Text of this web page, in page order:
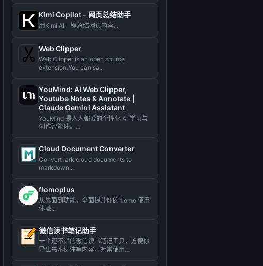
Kimi Copilot - 网页总结助手
用Kimi AI一键总结网页内容...
Web Clipper
Web Clipper is an open source
extension.You can sa...
YouMind: AI Web Clipper,
Youtube Notes & Annotate |
Claude Gemini Assistant
YouMind 是人人都爱的个性化 AI 学习与
创作智能体。...
Cloud Document Converter
Convert lark cloud documents to
markdown...
flomoplus
从界面到功能，全面提升你的 flomo 使用
体验...
微信读书笔记助手
一个还不错的微信读书笔记工具，方便你
导出书本标注等内容，对常使用